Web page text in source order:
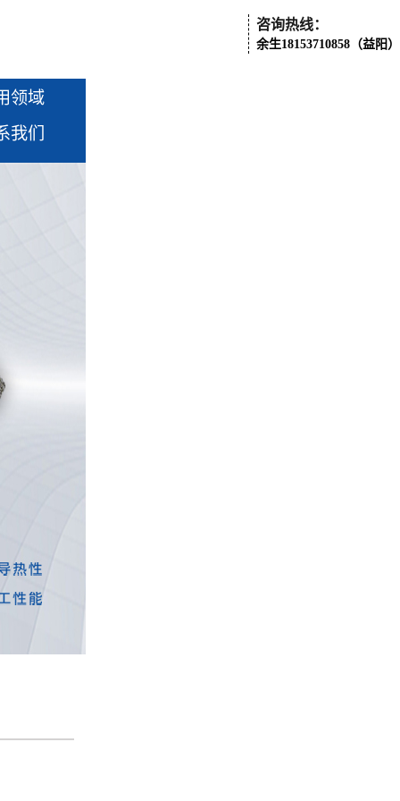
咨询热线：
余生18153710858（益阳）
领域
我们